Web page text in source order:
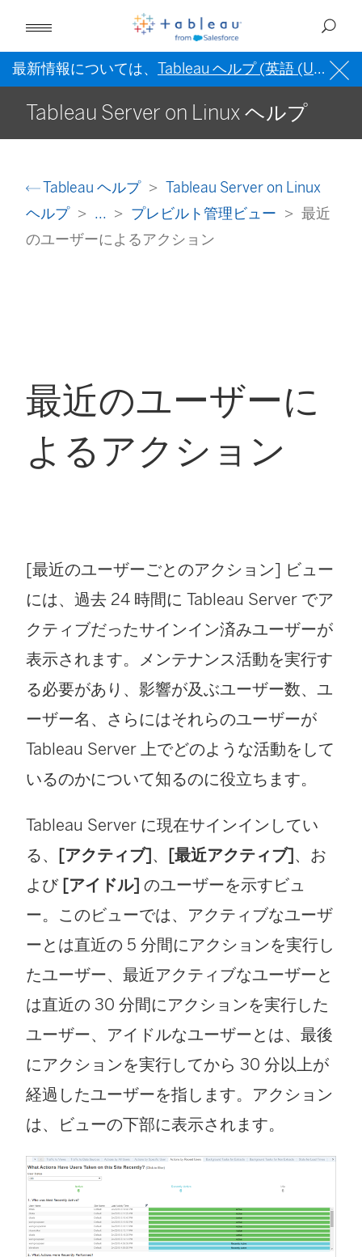
最新情報については、 Tableau ヘルプ (英語 (US)) を
Tableau Server on Linux ヘルプ
Tableau ヘルプ
Tableau Server on Linux
ヘルプ
... プレビルト管理ビュー
最近
のユーザーによるアクション
最近のユーザーに
よるアクション
[最近のユーザーごとのアクション] ビュー
には、過去 24 時間に Tableau Server でア
クティブだったサインイン済みユーザーが
表示されます。メンテナンス活動を実行す
る必要があり、影響が及ぶユーザー数、ユ
ーザー名、さらにはそれらのユーザーが
Tableau Server 上でどのような活動をして
いるのかについて知るのに役立ちます。
Tableau Server に現在サインインしてい
る、 [アクティブ]、 [最近アクティブ]、お
よび [アイドル] のユーザーを示すビュ
ー。このビューでは、アクティブなユーザ
ーとは直近の 5 分間にアクションを実行し
たユーザー、最近アクティブなユーザーと
は直近の 30 分間にアクションを実行した
ユーザー、アイドルなユーザーとは、最後
にアクションを実行してから 30 分以上が
経過したユーザーを指します。アクション
は、ビューの下部に表示されます。